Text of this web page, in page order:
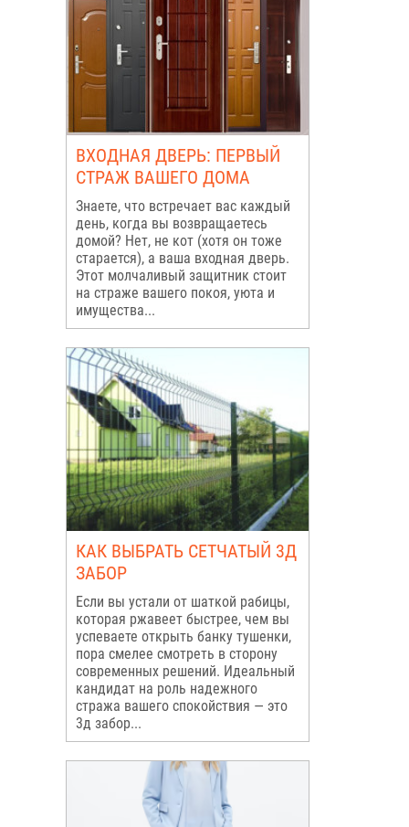
ВХОДНАЯ ДВЕРЬ: ПЕРВЫЙ
СТРАЖ ВАШЕГО ДОМА
Знаете, что встречает вас каждый
день, когда вы возвращаетесь
домой? Нет, не кот (хотя он тоже
старается), а ваша входная дверь.
Этот молчаливый защитник стоит
на страже вашего покоя, уюта и
имущества...
КАК ВЫБРАТЬ СЕТЧАТЫЙ 3Д
ЗАБОР
Если вы устали от шаткой рабицы,
которая ржавеет быстрее, чем вы
успеваете открыть банку тушенки,
пора смелее смотреть в сторону
современных решений. Идеальный
кандидат на роль надежного
стража вашего спокойствия — это
3д забор...